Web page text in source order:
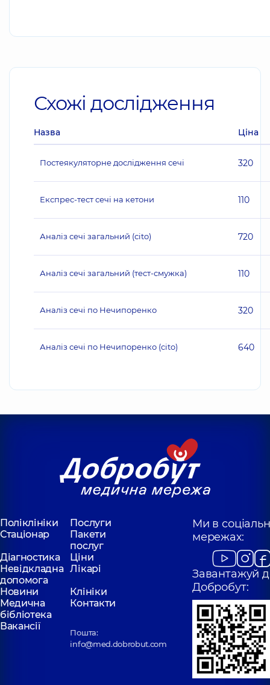
Схожі дослідження
Назва Ціна
Постеякуляторне дослідження сечі 320
Експрес-тест сечі на кетони 110
Аналіз сечі загальний (сito) 720
Аналіз сечі загальний (тест-смужка) 110
Аналіз сечі по Нечипоренко 320
Аналіз сечі по Нечипоренко (cito) 640
Поліклініки
Послуги
Стаціонар
Пакети
послуг
Діагностика
Ціни
Невідкладна
допомога
Лікарі
Новини
Клініки
Медична
бібліотека
Контакти
Вакансії
Пошта:
info@med.dobrobut.com
Ми в
мережах:
Завантажуй
Добробут: